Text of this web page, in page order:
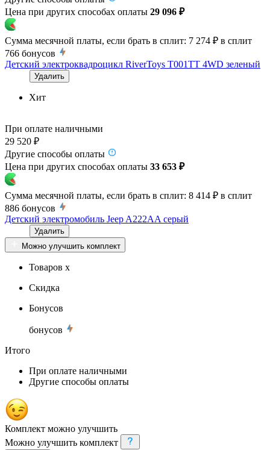
Цена при других способах оплаты 29 096 ₽
Сумма месячной платы, если брать в сплит: 7 274 ₽ в сплит
766 бонусов
Детский электроквадроцикл RiverToys T001TT 4WD зеленый
Удалить
Хит
При оплате наличными
29 520 ₽
Другие способы оплаты
Цена при других способах оплаты 33 653 ₽
Сумма месячной платы, если брать в сплит: 8 414 ₽ в сплит
886 бонусов
Детский электромобиль Jeep A222AA серый
Удалить
Можно улучшить комплект
Товаров x
Скидка
Бонусов
бонусов
Итого
При оплате наличными
Другие способы оплаты
Комплект можно улучшить
Можно улучшить комплект